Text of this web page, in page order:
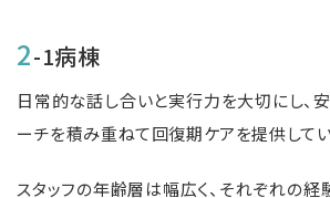
2-1病棟
日常的な話し合いと実行力を大切にし、
ーチを積み重ねて回復期ケアを提供してい
スタッフの年齢層は幅広く、それぞれの経